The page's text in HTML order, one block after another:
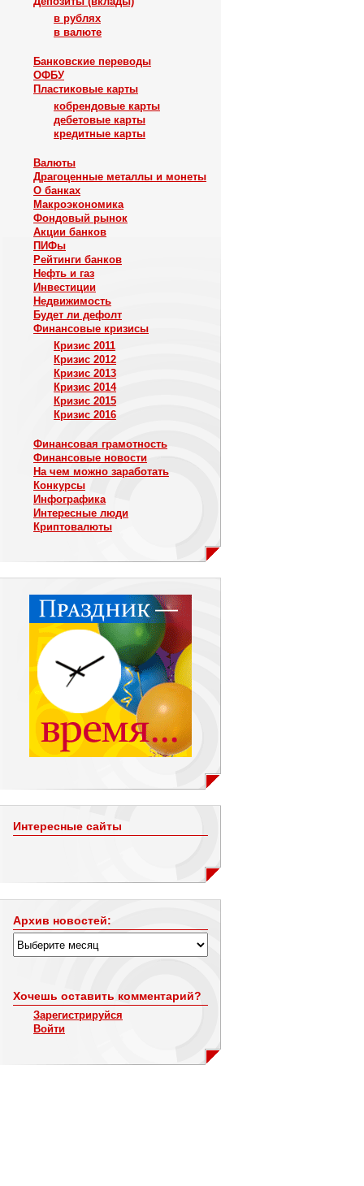
в рублях
в валюте
Банковские переводы
ОФБУ
Пластиковые карты
кобрендовые карты
дебетовые карты
кредитные карты
Валюты
Драгоценные металлы и монеты
О банках
Макроэкономика
Фондовый рынок
Акции банков
ПИФы
Рейтинги банков
Нефть и газ
Инвестиции
Недвижимость
Будет ли дефолт
Финансовые кризисы
Кризис 2011
Кризис 2012
Кризис 2013
Кризис 2014
Кризис 2015
Кризис 2016
Финансовая грамотность
Финансовые новости
На чем можно заработать
Конкурсы
Инфографика
Интересные люди
Криптовалюты
Интересные сайты
Архив новостей:
Хочешь оставить комментарий?
Зарегистрируйся
Войти